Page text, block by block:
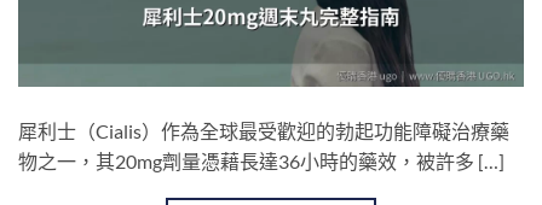
犀利士（Cialis）作為全球最受歡迎的勃起功能障礙治療藥
物之一，其20mg劑量憑藉長達36小時的藥效，被許多 […]